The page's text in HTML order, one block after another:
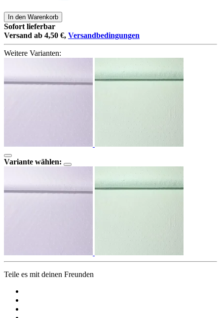
In den Warenkorb
Sofort lieferbar
Versand ab 4,50 €, Versandbedingungen
Weitere Varianten:
Variante wählen:
Teile es mit deinen Freunden